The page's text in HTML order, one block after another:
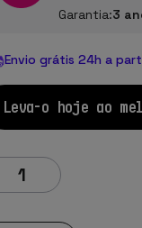
Garantia:3
Envio grátis 24h a
Leva-o hoje ao